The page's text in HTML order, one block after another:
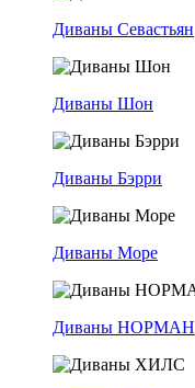
Диваны Севастьян
Диваны Шон
Диваны Бэрри
Диваны Море
Диваны НОРМАН